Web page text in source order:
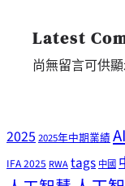
Latest
尚無留言可供顯
20252025年中期業績AI
IFA 2025 RWAtags 中國